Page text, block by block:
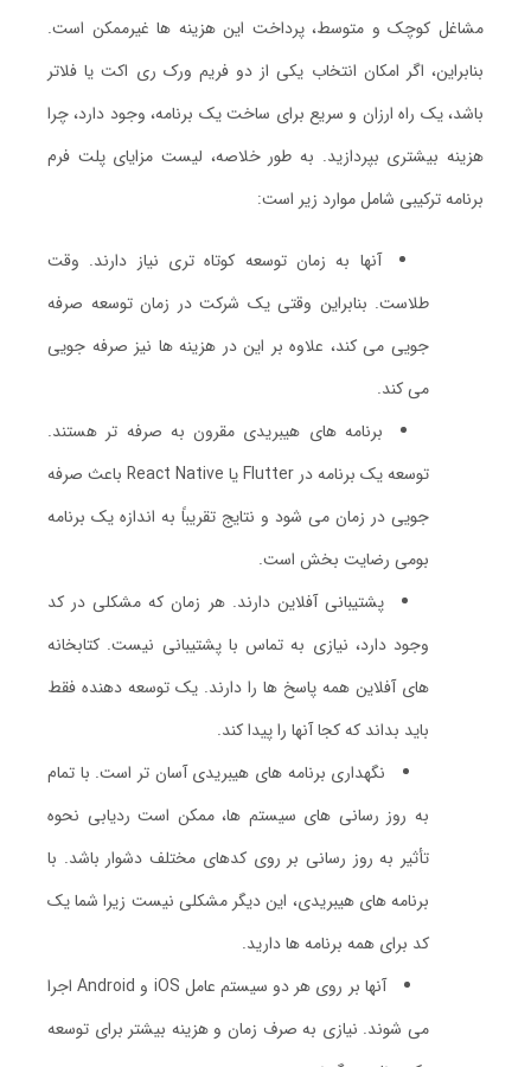
مشاغل کوچک و متوسط، پرداخت این هزینه ها غیرممکن است.
بنابراین، اگر امکان انتخاب یکی از دو فریم ورک ری اکت یا فلاتر
باشد، یک راه ارزان و سریع برای ساخت یک برنامه، وجود دارد، چرا
هزینه بیشتری بپردازید. به طور خلاصه، لیست مزایای پلت فرم
برنامه ترکیبی شامل موارد زیر است:
آنها به زمان توسعه کوتاه تری نیاز دارند. وقت
طلاست. بنابراین وقتی یک شرکت در زمان توسعه صرفه
جویی می کند، علاوه بر این در هزینه ها نیز صرفه جویی
می کند.
برنامه های هیبریدی مقرون به صرفه تر هستند.
توسعه یک برنامه در Flutter یا React Native باعث صرفه
جویی در زمان می شود و نتایج تقریباً به اندازه یک برنامه
بومی رضایت بخش است.
پشتیبانی آفلاین دارند. هر زمان که مشکلی در کد
وجود دارد، نیازی به تماس با پشتیبانی نیست. کتابخانه
های آفلاین همه پاسخ ها را دارند. یک توسعه دهنده فقط
باید بداند که کجا آنها را پیدا کند.
نگهداری برنامه های هیبریدی آسان تر است. با تمام
به روز رسانی های سیستم ها، ممکن است ردیابی نحوه
تأثیر به روز رسانی بر روی کدهای مختلف دشوار باشد. با
برنامه های هیبریدی، این دیگر مشکلی نیست زیرا شما یک
کد برای همه برنامه ها دارید.
آنها بر روی هر دو سیستم عامل iOS و Android اجرا
می شوند. نیازی به صرف زمان و هزینه بیشتر برای توسعه